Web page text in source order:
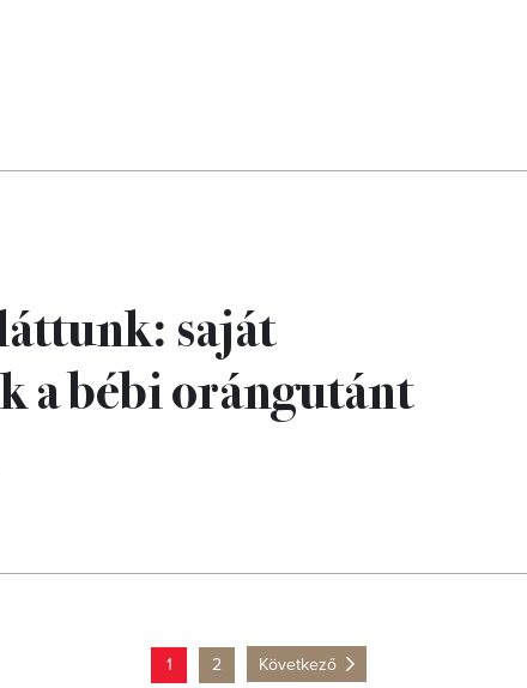
saját
a bébi orángutánt
1 2 Következő